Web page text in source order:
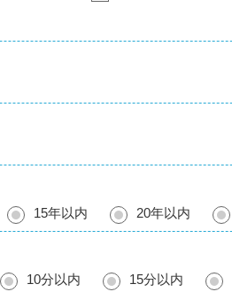
15年以内 20年以内
10分以内 15分以内